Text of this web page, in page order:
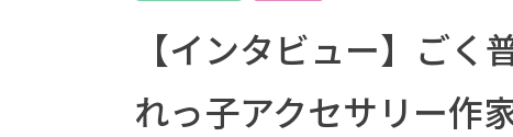
【インタビュー】ご
れっ子アクセサリー作